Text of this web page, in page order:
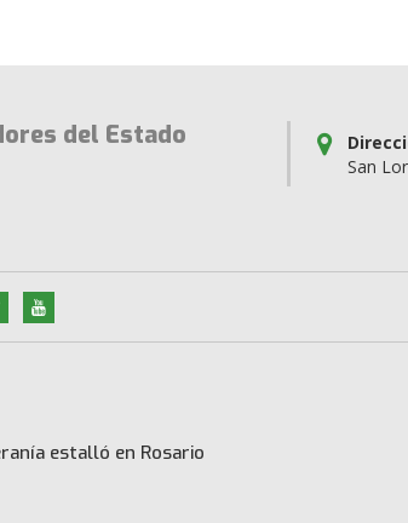
del Estado
San
estalló en Rosario